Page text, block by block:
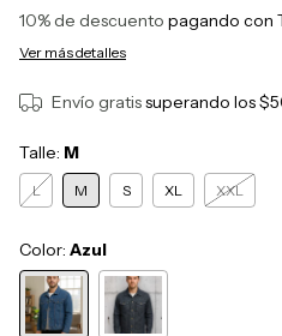
10% de descuento pagando con
Ver más detalles
Envío gratissuperando los
Talle: M
L M S XL XXL
Color: Azul